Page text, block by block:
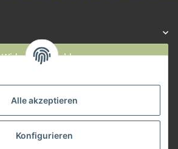
Alle akzeptieren
Konfigurieren
Widerruf anmelden